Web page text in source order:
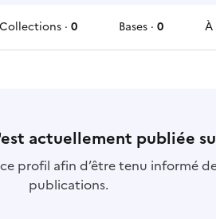
Collections · 0
Bases · 0
À
actuellement publiée
profil afin d’être tenu informé
publications.